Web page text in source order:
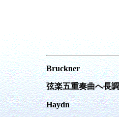
Bruckner
弦楽五重奏曲へ長調
Haydn